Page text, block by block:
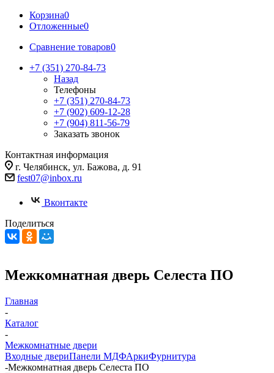
Корзина0
Отложенные0
Сравнение товаров0
+7 (351) 270-84-73
Назад
Телефоны
+7 (351) 270-84-73
+7 (902) 609-12-28
+7 (904) 811-56-79
Заказать звонок
Контактная информация
г. Челябинск, ул. Бажова, д. 91
fest07@inbox.ru
Вконтакте
Поделиться
Межкомнатная дверь Селеста ПО
Главная
-
Каталог
-
Межкомнатные двери
Входные двериПанели МДФАркиФурнитура
-Межкомнатная дверь Селеста ПО